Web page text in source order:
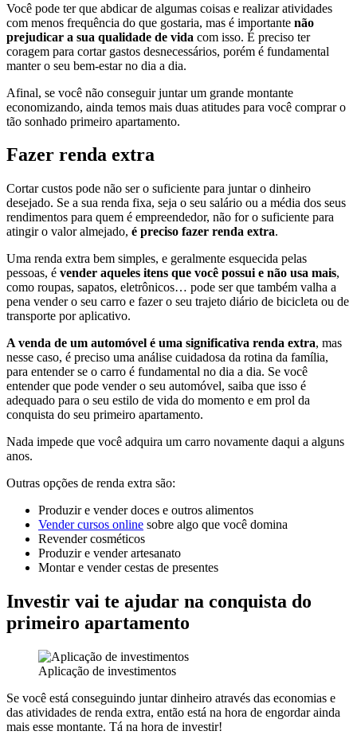
Você pode ter que abdicar de algumas coisas e realizar atividades
com menos frequência do que gostaria, mas é importante não
prejudicar a sua qualidade de vida com isso. É preciso ter
coragem para cortar gastos desnecessários, porém é fundamental
manter o seu bem-estar no dia a dia.
Afinal, se você não conseguir juntar um grande montante
economizando, ainda temos mais duas atitudes para você comprar o
tão sonhado primeiro apartamento.
Fazer renda extra
Cortar custos pode não ser o suficiente para juntar o dinheiro
desejado. Se a sua renda fixa, seja o seu salário ou a média dos seus
rendimentos para quem é empreendedor, não for o suficiente para
atingir o valor almejado, é preciso fazer renda extra.
Uma renda extra bem simples, e geralmente esquecida pelas
pessoas, é vender aqueles itens que você possui e não usa mais,
como roupas, sapatos, eletrônicos… pode ser que também valha a
pena vender o seu carro e fazer o seu trajeto diário de bicicleta ou de
transporte por aplicativo.
A venda de um automóvel é uma significativa renda extra, mas
nesse caso, é preciso uma análise cuidadosa da rotina da família,
para entender se o carro é fundamental no dia a dia. Se você
entender que pode vender o seu automóvel, saiba que isso é
adequado para o seu estilo de vida do momento e em prol da
conquista do seu primeiro apartamento.
Nada impede que você adquira um carro novamente daqui a alguns
anos.
Outras opções de renda extra são:
Produzir e vender doces e outros alimentos
Vender cursos online sobre algo que você domina
Revender cosméticos
Produzir e vender artesanato
Montar e vender cestas de presentes
Investir vai te ajudar na conquista do
primeiro apartamento
Aplicação de investimentos
Se você está conseguindo juntar dinheiro através das economias e
das atividades de renda extra, então está na hora de engordar ainda
mais esse montante. Tá na hora de investir!